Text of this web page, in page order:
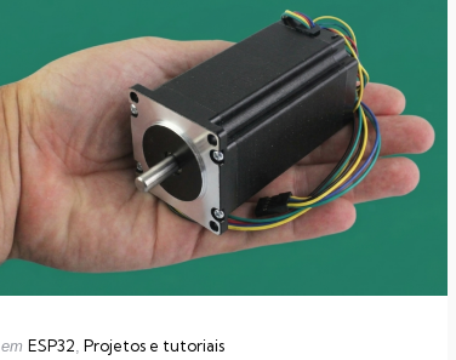
Categorias
Publicado
em ESP32 Projetos e tutoriais